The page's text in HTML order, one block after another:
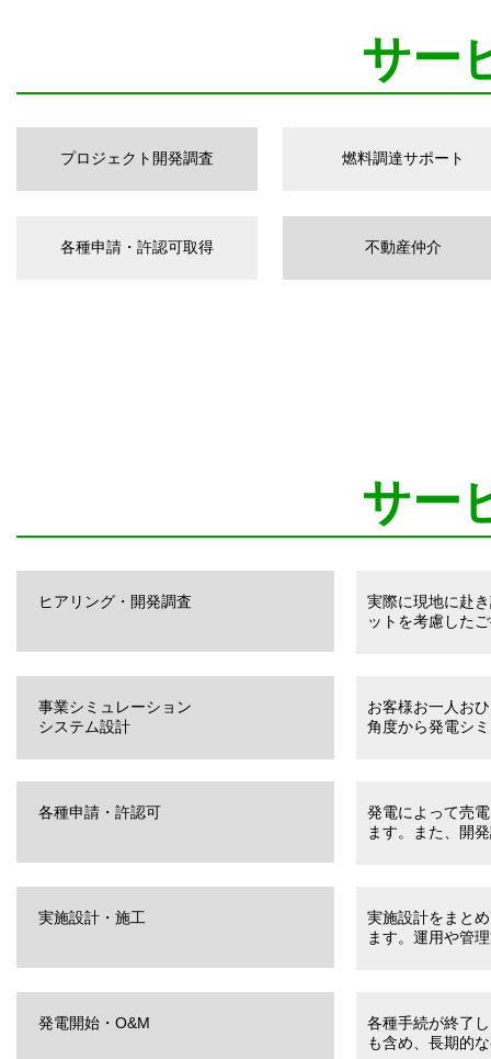
サー
プロジェクト開発調査 燃料調達サポート
各種申請・許認可取得 不動産仲介
サー
ヒアリング・開発調査
実際に現地に赴
ットを考慮した
事業シミュレーション
システム設計
お客様お一人お
角度から発電シ
各種申請・許認可
発電によって売
ます。また、開
実施設計・施工
実施設計をまと
ます。運用や管
発電開始・O&M
各種手続が終了
も含め、長期的